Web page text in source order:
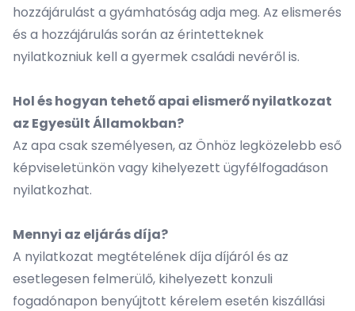
hozzájárulást a gyámhatóság adja meg. Az elismerés
és a hozzájárulás során az érintetteknek
nyilatkozniuk kell a gyermek családi nevéről is.
Hol és hogyan tehető apai elismerő nyilatkozat
az Egyesült Államokban?
Az apa csak személyesen, az Önhöz legközelebb eső
képviseletünkön vagy kihelyezett ügyfélfogadáson
nyilatkozhat.
Mennyi az eljárás díja?
A nyilatkozat megtételének díja díjáról és az
esetlegesen felmerülő, kihelyezett konzuli
fogadónapon benyújtott kérelem esetén kiszállási